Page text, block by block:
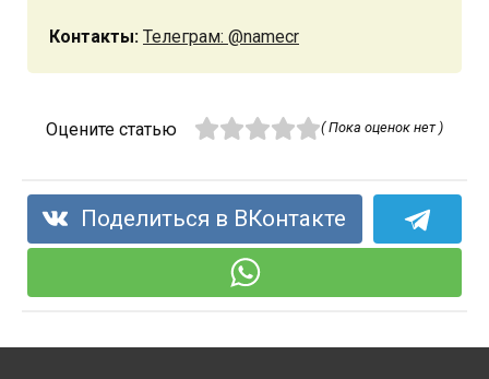
Контакты: Телеграм: @namecr
Оцените статью ( Пока оценок нет )
Поделиться в ВКонтакте